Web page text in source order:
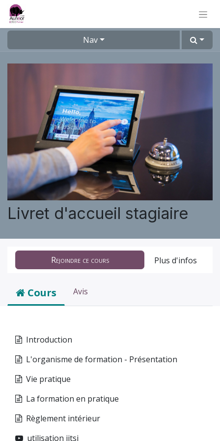
Nav
Livret d'accueil stagiaire
Rejoindre ce cours Plus d'infos
Cours Avis
Introduction
L'organisme de formation - Présentation
Vie pratique
La formation en pratique
Règlement intérieur
utilisation jitsi